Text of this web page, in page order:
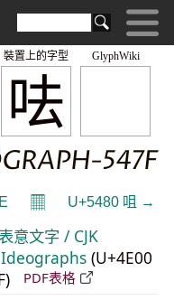
GlyphWiki
呿
裝置上的字型
547F
𝄜 U+5480 咀 →
意文字 / CJK
(U+4E00
PDF表格